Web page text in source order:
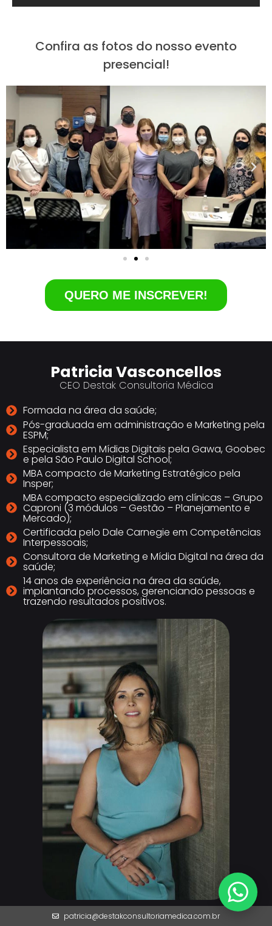
Confira as fotos do nosso evento
presencial!
QUERO ME INSCREVER!
Patricia Vasconcellos
CEO Destak Consultoria Médica⁣
Formada na área da saúde;
Pós-graduada em administração e Marketing pela
ESPM;
Especialista em Mídias Digitais pela Gawa, Goobec
e pela São Paulo Digital School;
MBA compacto de Marketing Estratégico pela
Insper;
MBA compacto especializado em clínicas – Grupo
Caproni (3 módulos – Gestão – Planejamento e
Mercado);
Certificada pelo Dale Carnegie em Competências
Interpessoais;
Consultora de Marketing e Mídia Digital na área da
saúde;
14 anos de experiência na área da saúde,
implantando processos, gerenciando pessoas e
trazendo resultados positivos.
patricia@destakconsultoriamedica.com.br